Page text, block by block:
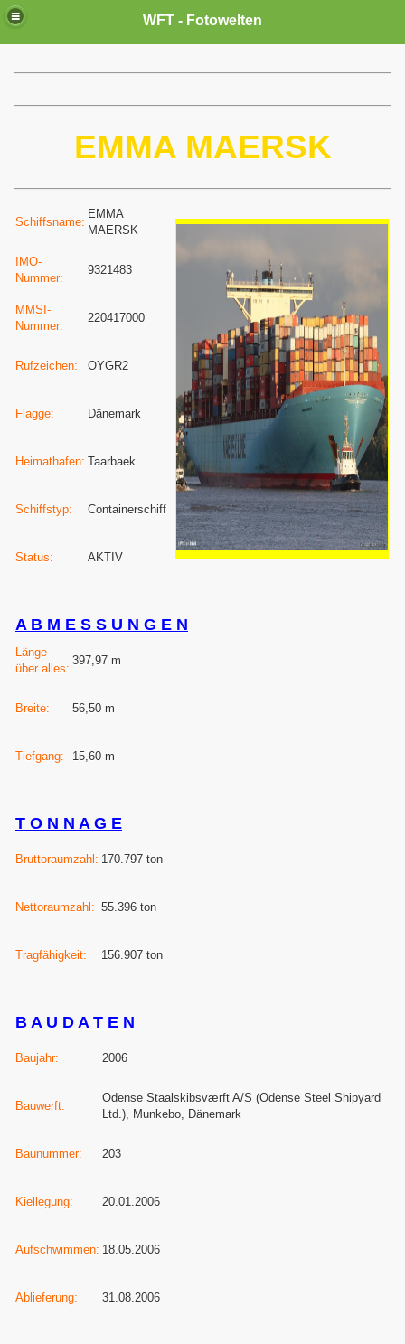
WFT - Fotowelten
EMMA MAERSK
Schiffsname:
EMMA
MAERSK
IMO-
Nummer:
9321483
MMSI-
Nummer:
220417000
Rufzeichen: OYGR2
Flagge: Dänemark
Heimathafen: Taarbaek
Schiffstyp: Containerschiff
Status: AKTIV
A B M E S S U N G E N
Länge
über alles:
397,97 m
Breite: 56,50 m
Tiefgang: 15,60 m
T O N N A G E
Bruttoraumzahl: 170.797 ton
Nettoraumzahl: 55.396 ton
Tragfähigkeit: 156.907 ton
B A U D A T E N
Baujahr: 2006
Bauwerft:
Odense Staalskibsværft A/S (Odense Steel Shipyard
Ltd.), Munkebo, Dänemark
Baunummer: 203
Kiellegung: 20.01.2006
Aufschwimmen: 18.05.2006
Ablieferung: 31.08.2006